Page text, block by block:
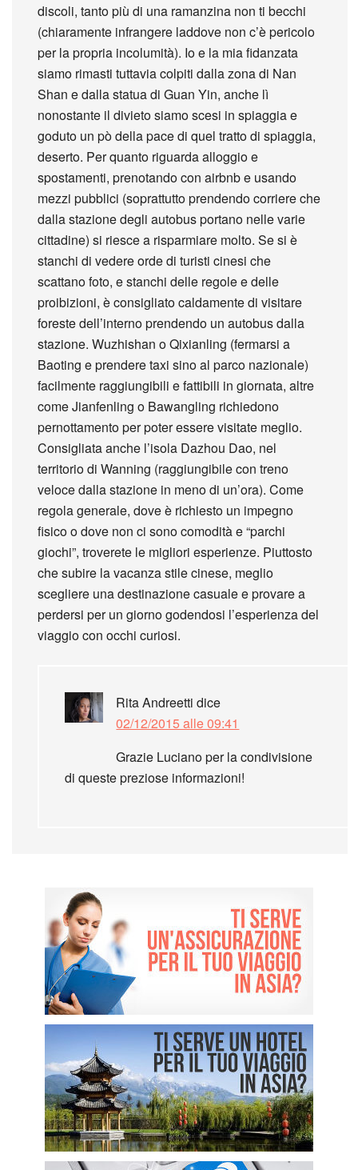
discoli, tanto più di una ramanzina non ti becchi
(chiaramente infrangere laddove non c’è pericolo
per la propria incolumità). Io e la mia fidanzata
siamo rimasti tuttavia colpiti dalla zona di Nan
Shan e dalla statua di Guan Yin, anche lì
nonostante il divieto siamo scesi in spiaggia e
goduto un pò della pace di quel tratto di spiaggia,
deserto. Per quanto riguarda alloggio e
spostamenti, prenotando con airbnb e usando
mezzi pubblici (soprattutto prendendo corriere che
dalla stazione degli autobus portano nelle varie
cittadine) si riesce a risparmiare molto. Se si è
stanchi di vedere orde di turisti cinesi che
scattano foto, e stanchi delle regole e delle
proibizioni, è consigliato caldamente di visitare
foreste dell’interno prendendo un autobus dalla
stazione. Wuzhishan o Qixianling (fermarsi a
Baoting e prendere taxi sino al parco nazionale)
facilmente raggiungibili e fattibili in giornata, altre
come Jianfenling o Bawangling richiedono
pernottamento per poter essere visitate meglio.
Consigliata anche l’isola Dazhou Dao, nel
territorio di Wanning (raggiungibile con treno
veloce dalla stazione in meno di un’ora). Come
regola generale, dove è richiesto un impegno
fisico o dove non ci sono comodità e “parchi
giochi”, troverete le migliori esperienze. Piuttosto
che subire la vacanza stile cinese, meglio
scegliere una destinazione casuale e provare a
perdersi per un giorno godendosi l’esperienza del
viaggio con occhi curiosi.
Rita Andreetti dice
02/12/2015 alle 09:41
Grazie Luciano per la condivisione
di queste preziose informazioni!